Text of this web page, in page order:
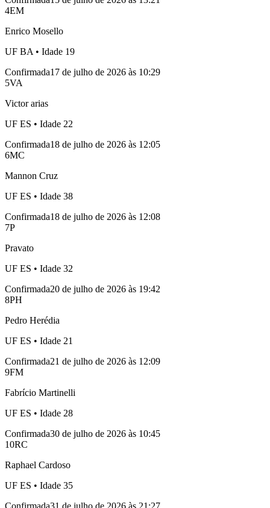
4EM
Enrico Mosello
UF BA • Idade 19
Confirmada17 de julho de 2026 às 10:29
5VA
Victor arias
UF ES • Idade 22
Confirmada18 de julho de 2026 às 12:05
6MC
Mannon Cruz
UF ES • Idade 38
Confirmada18 de julho de 2026 às 12:08
7P
Pravato
UF ES • Idade 32
Confirmada20 de julho de 2026 às 19:42
8PH
Pedro Herédia
UF ES • Idade 21
Confirmada21 de julho de 2026 às 12:09
9FM
Fabrício Martinelli
UF ES • Idade 28
Confirmada30 de julho de 2026 às 10:45
10RC
Raphael Cardoso
UF ES • Idade 35
Confirmada31 de julho de 2026 às 21:27